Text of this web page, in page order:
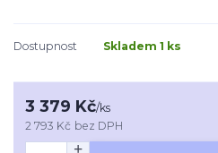
Dostupnost Skladem 1 ks
3 379 Kč/ks
2 793 Kč bez DPH